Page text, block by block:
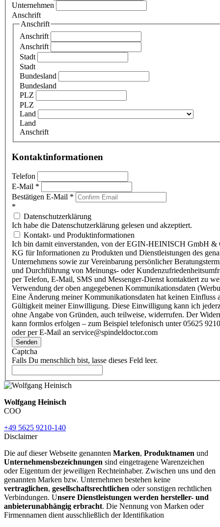
Unternehmen
Anschrift
Anschrift
Anschrift
Anschrift
Stadt
Stadt
Bundesland
Bundesland
PLZ
PLZ
Land
Land
Anschrift
Kontaktinformationen
Telefon
E-Mail *
Bestätigen E-Mail *
*
Datenschutzerklärung
Ich habe die Datenschutzerklärung gelesen und akzeptiert.
Kontakt- und Produktinformationen
Ich bin damit einverstanden, von der EGIN-HEINISCH GmbH &
KG für Informationen zu Produkten und Dienstleistungen des
Unternehmens sowie zur Vereinbarung persönlicher
und Durchführung von Meinungs- oder
per Telefon, E-Mail, SMS und Messenger-Dienst kontaktiert zu
Verwendung der oben angegebenen Kommunikationsdaten
Eine Änderung meiner Kommunikationsdaten hat keinen Einfluss
Gültigkeit meiner Einwilligung. Diese Einwilligung kann ich
ohne Angabe von Gründen, auch teilweise, widerrufen. Der
kann formlos erfolgen – zum Beispiel telefonisch unter 05625
oder per E-Mail an service@spindeldoctor.com
Senden
Captcha
Falls Du menschlich bist, lasse dieses Feld leer.
Wolfgang Heinisch
COO
+49 5625 9210-140
Disclaimer
Die auf dieser Webseite genannten Marken, Produktnamen und
Unternehmensbezeichnungen sind eingetragene Warenzeichen
oder Eigentum der jeweiligen Rechteinhaber. Zwischen uns und den
genannten Marken bzw. Unternehmen bestehen keine
vertraglichen, gesellschaftsrechtlichen oder sonstigen rechtlichen
Verbindungen. Unsere Dienstleistungen werden hersteller- und
anbieterunabhängig erbracht. Die Nennung von Marken oder
Firmennamen dient ausschließlich der Identifikation